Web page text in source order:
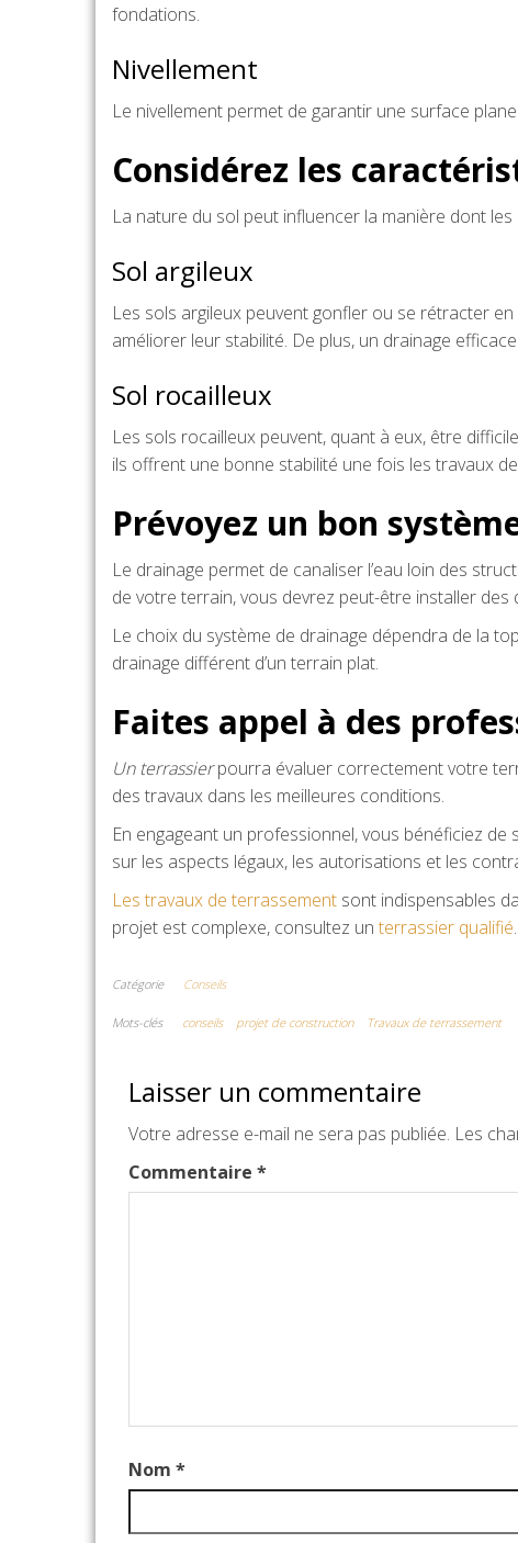
fondations.
Nivellement
Le nivellement permet de garantir une surface
Considérez les
La nature du sol peut influencer la manière dont les
Sol argileux
Les sols argileux peuvent gonfler ou se rétracter
améliorer leur stabilité. De plus, un drainage
Sol rocailleux
Les sols rocailleux peuvent, quant à eux, être
ils offrent une bonne stabilité une fois les travaux
Prévoyez un bon
Le drainage permet de canaliser l’eau loin des
de votre terrain, vous devrez peut-être installer
Le choix du système de drainage dépendra de la
drainage différent d’un terrain plat.
Faites appel à des
Un terrassierpourra évaluer correctement votre
des travaux dans les meilleures conditions.
En engageant un professionnel, vous bénéficiez
sur les aspects légaux, les autorisations et les
Les travaux de terrassement sont indispensables
projet est complexe, consultez un terrassier qualifié
Catégorie Conseils
Mots-clés conseils projet de construction Travaux de terrassement
Laisser un commentaire
Votre adresse e-mail ne sera pas publiée. Les
Commentaire *
Nom *